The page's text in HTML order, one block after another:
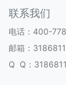
联系我们
电话：400-
邮箱：
Q Q：